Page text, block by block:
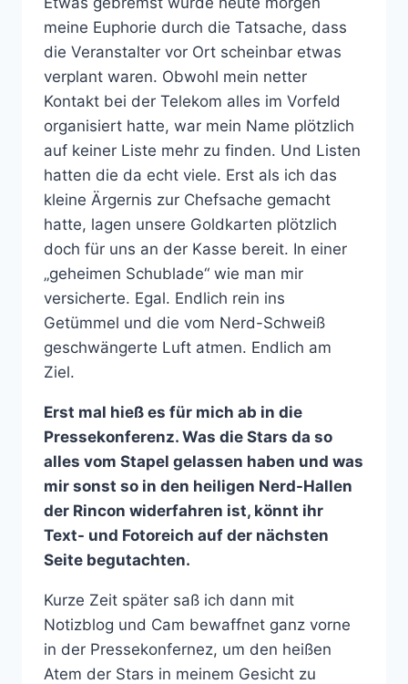
meine Euphorie durch die Tatsache, dass
die Veranstalter vor Ort scheinbar etwas
verplant waren. Obwohl mein netter
Kontakt bei der Telekom alles im Vorfeld
organisiert hatte, war mein Name plötzlich
auf keiner Liste mehr zu finden. Und Listen
hatten die da echt viele. Erst als ich das
kleine Ärgernis zur Chefsache gemacht
hatte, lagen unsere Goldkarten plötzlich
doch für uns an der Kasse bereit. In einer
„geheimen Schublade“ wie man mir
versicherte. Egal. Endlich rein ins
Getümmel und die vom Nerd-Schweiß
geschwängerte Luft atmen. Endlich am
Ziel.
Erst mal hieß es für mich ab in die
Pressekonferenz. Was die Stars da so
alles vom Stapel gelassen haben und was
mir sonst so in den heiligen Nerd-Hallen
der Rincon widerfahren ist, könnt ihr
Text- und Fotoreich auf der nächsten
Seite begutachten.
Kurze Zeit später saß ich dann mit
Notizblog und Cam bewaffnet ganz vorne
in der Pressekonfernez, um den heißen
Atem der Stars in meinem Gesicht zu